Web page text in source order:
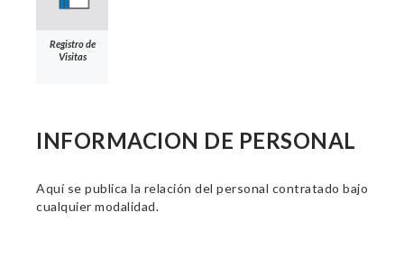
Registro de
Visitas
INFORMACION DE PERSONAL
Aquí se publica la relación del personal contratado bajo
cualquier modalidad.